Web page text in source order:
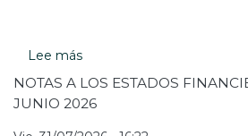
Lee más
NOTAS
A
LOS
ESTADOS
NOTAS A LOS ESTADOS
JUNIO 2026